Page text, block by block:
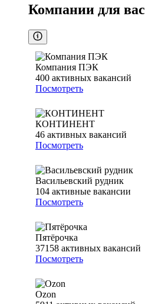
Компании для вас
Компания ПЭК
400 активных вакансий
Посмотреть
КОНТИНЕНТ
46 активных вакансий
Посмотреть
Васильевский рудник
104 активные вакансии
Посмотреть
Пятёрочка
37158 активных вакансий
Посмотреть
Ozon